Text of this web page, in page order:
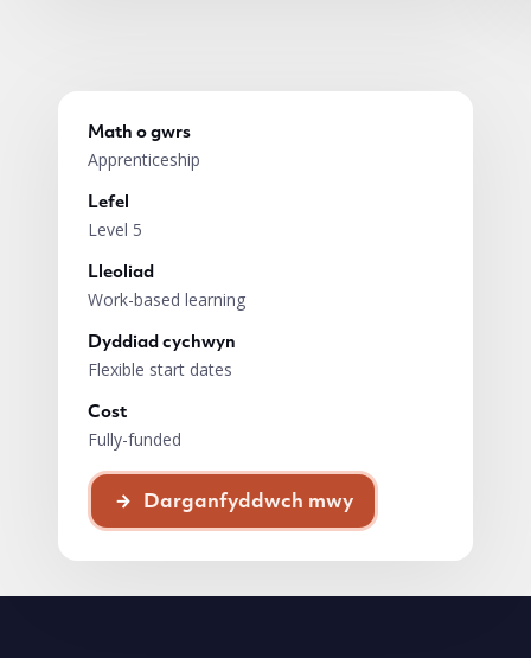
Math o gwrs
Apprenticeship
Lefel
Level 5
Lleoliad
Work-based learning
Dyddiad cychwyn
Flexible start dates
Cost
Fully-funded
Darganfyddwch mwy